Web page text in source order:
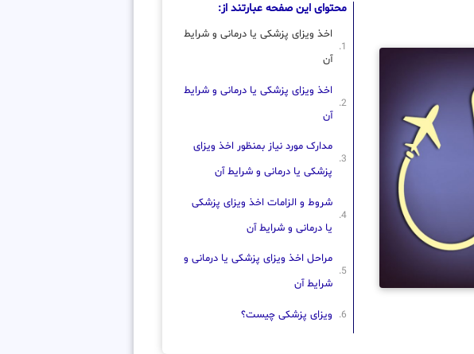
محتوای این صفحه عبارتند از:
اخذ ویزای پزشکی یا درمانی و شرایط
آن
اخذ ویزای پزشکی یا درمانی و شرایط
آن
مدارک مورد نیاز بمنظور اخذ ویزای
پزشکی یا درمانی و شرایط آن
شروط و الزامات اخذ ویزای پزشکی
یا درمانی و شرایط آن
مراحل اخذ ویزای پزشکی یا درمانی و
شرایط آن
ویزای پزشکی چیست؟